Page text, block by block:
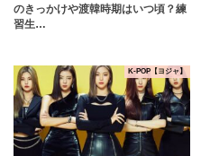
のきっかけや渡韓時期はいつ頃？練
習生…
K-POP【ヨジャ】